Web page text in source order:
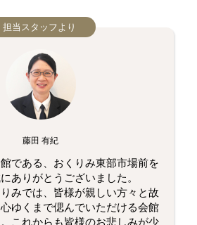
担当スタッフより
藤田 有紀
である、おくりみ東部市場前を
ありがとうございました。
みでは、皆様が親しい方々と故
ゆくまで偲んでいただける会館
これからも皆様のお悲しみが少